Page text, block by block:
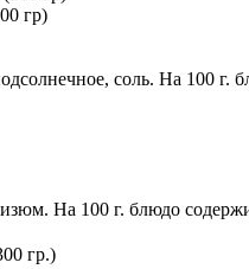
гр)
соль. На 100 г.
На 100 г. блюдо